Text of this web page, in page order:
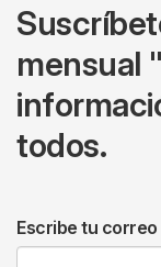
mensual
todos.
Escribe tu